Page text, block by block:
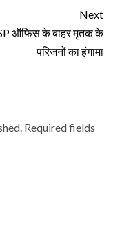
Next
ऑफिस के बाहर मृतक के
परिजनों का हंगामा
Required fields